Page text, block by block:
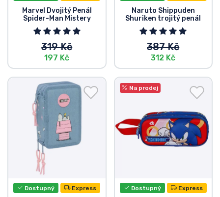
Marvel Dvojitý Penál
Spider-Man Mistery
319 Kč
197 Kč
Naruto Shippuden
Shuriken trojitý penál
387 Kč
312 Kč
Dostupný Express
Na prodej
Dostupný Express